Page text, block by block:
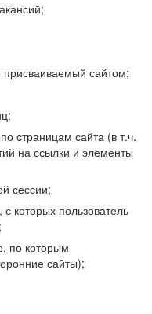
присваиваемый сайтом;
страницам сайта (в т.ч.
на ссылки и элементы
сессии;
которых пользователь
по которым
сайты);